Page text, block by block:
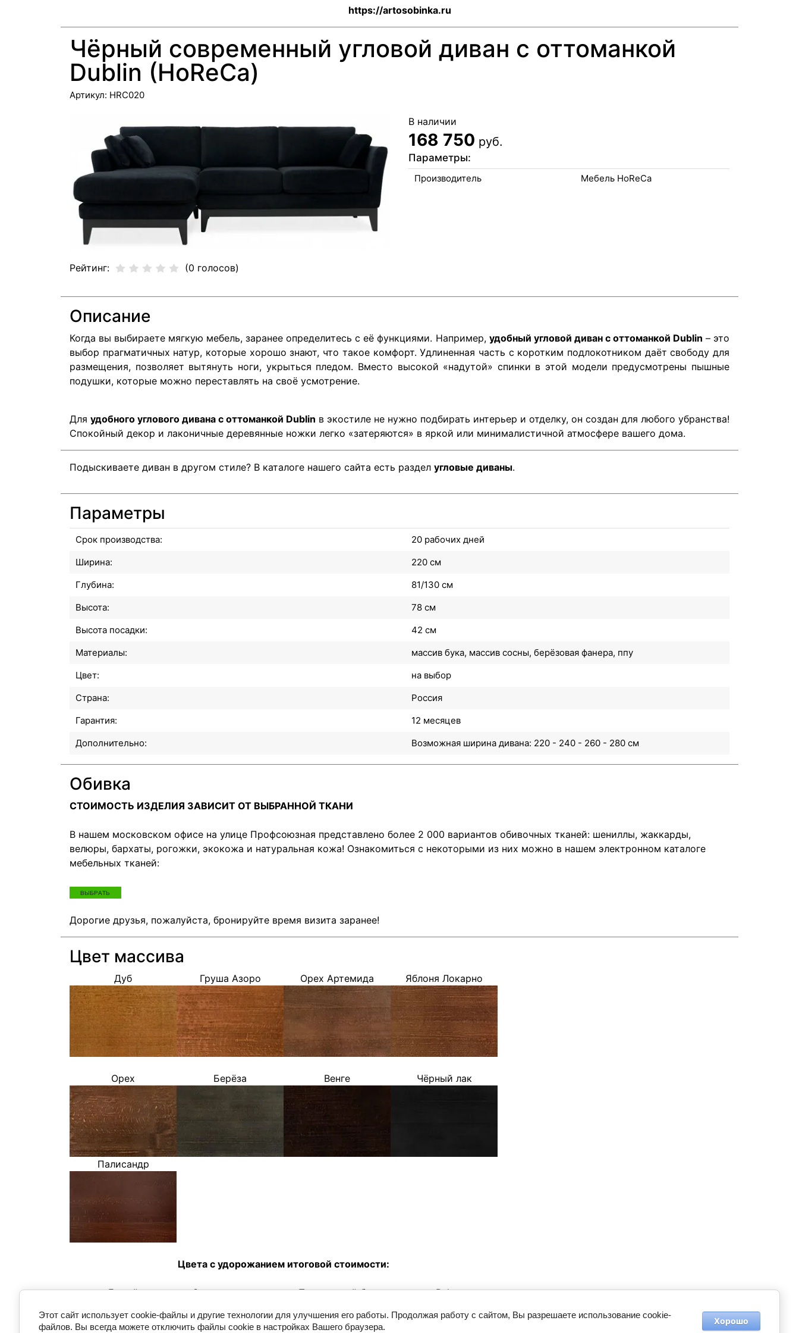
https://artosobinka.ru
Чёрный современный угловой диван с оттоманкой
Dublin (HoReCa)
Артикул: HRC020
Рейтинг: (0 голосов)
В наличии
168 750 руб.
Параметры:
Производитель Мебель HoReCa
Описание
Когда вы выбираете мягкую мебель, заранее определитесь с её функциями. Например, удобный угловой диван с оттоманкой Dublin – это
выбор прагматичных натур, которые хорошо знают, что такое комфорт. Удлиненная часть с коротким подлокотником даёт свободу для
размещения, позволяет вытянуть ноги, укрыться пледом. Вместо высокой «надутой» спинки в этой модели предусмотрены пышные
подушки, которые можно переставлять на своё усмотрение.
Для удобного углового дивана с оттоманкой Dublin в экостиле не нужно подбирать интерьер и отделку, он создан для любого убранства!
Спокойный декор и лаконичные деревянные ножки легко «затеряются» в яркой или минималистичной атмосфере вашего дома.
Подыскиваете диван в другом стиле? В каталоге нашего сайта есть раздел угловые диваны.
Параметры
Срок производства:
20 рабочих дней
Ширина:
220 см
Глубина:
81/130 см
Высота:
78 см
Высота посадки:
42 см
Материалы:
массив бука, массив сосны, берёзовая фанера, ппу
Цвет:
на выбор
Страна:
Россия
Гарантия:
12 месяцев
Дополнительно:
Возможная ширина дивана: 220 - 240 - 260 - 280 см
Обивка
СТОИМОСТЬ ИЗДЕЛИЯ ЗАВИСИТ ОТ ВЫБРАННОЙ ТКАНИ
В нашем московском офисе на улице Профсоюзная представлено более 2 000 вариантов обивочных тканей: шениллы, жаккарды,
велюры, бархаты, рогожки, экокожа и натуральная кожа! Ознакомиться с некоторыми из них можно в нашем электронном каталоге
мебельных тканей:
Дорогие друзья, пожалуйста, бронируйте время визита заранее!
Цвет массива
Дуб Груша Азоро Орех Артемида Яблоня Локарно
Орех Берёза Венге Чёрный лак
Палисандр
Цвета с удорожанием итоговой стоимости:
Белый Слоновая кость Прозрачный бук Ral
Этот сайт использует cookie-файлы и другие технологии для улучшения его работы. Продолжая работу с сайтом, Вы разрешаете использование cookie-
файлов. Вы всегда можете отключить файлы cookie в настройках Вашего браузера.
Хорошо